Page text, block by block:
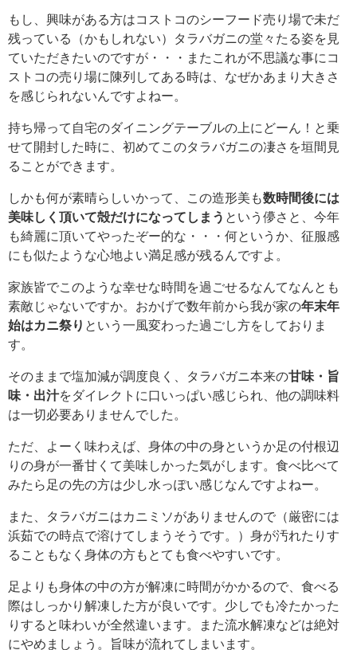
もし、興味がある方はコストコのシーフード売り場で未だ
残っている（かもしれない）タラバガニの堂々たる姿を見
ていただきたいのですが・・・またこれが不思議な事にコ
ストコの売り場に陳列してある時は、なぜかあまり大きさ
を感じられないんですよねー。
持ち帰って自宅のダイニングテーブルの上にどーん！と乗
せて開封した時に、初めてこのタラバガニの凄さを垣間見
ることができます。
しかも何が素晴らしいかって、この造形美も数時間後には
美味しく頂いて殻だけになってしまう という儚さと、今年
も綺麗に頂いてやったぞー的な・・・何というか、征服感
にも似たような心地よい満足感が残るんですよ。
家族皆でこのような幸せな時間を過ごせるなんてなんとも
素敵じゃないですか。おかげで数年前から我が家の年末年
始はカニ祭り という一風変わった過ごし方をしておりま
す。
そのままで塩加減が調度良く、タラバガニ本来の甘味・旨
味・出汁をダイレクトに口いっぱい感じられ、他の調味料
は一切必要ありませんでした。
ただ、よーく味わえば、身体の中の身というか足の付根辺
りの身が一番甘くて美味しかった気がします。食べ比べて
みたら足の先の方は少し水っぽい感じなんですよねー。
また、タラバガニはカニミソがありませんので（厳密には
浜茹での時点で溶けてしまうそうです。）身が汚れたりす
ることもなく身体の方もとても食べやすいです。
足よりも身体の中の方が解凍に時間がかかるので、食べる
際はしっかり解凍した方が良いです。少しでも冷たかった
りすると味わいが全然違います。また流水解凍などは絶対
にやめましょう。旨味が流れてしまいます。